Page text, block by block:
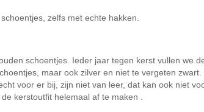
zelfs met echte hakken.
schoentjes. Ieder jaar tegen kerst vullen we
maar ook zilver en niet te vergeten zwart.
voor er bij, zijn niet van leer, dat kan ook niet
kerstoutfit helemaal af te maken .